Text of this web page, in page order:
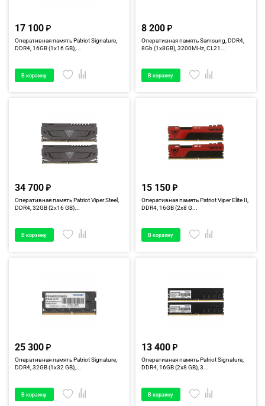
17 100
Оперативная память Patriot Signature,
DDR4, 16GB (1x16 GB),...
В корзину
8 200
Оперативная память Samsung, DDR4,
8Gb (1x8GB), 3200MHz, CL21...
В корзину
34 700
Оперативная память Patriot Viper Steel,
DDR4, 32GB (2x16 GB)...
В корзину
15 150
Оперативная память Patriot Viper Elite II,
DDR4, 16GB (2x8 G...
В корзину
25 300
Оперативная память Patriot Signature,
DDR4, 32GB (1x32 GB),...
В корзину
13 400
Оперативная память Patriot Signature,
DDR4, 16GB (2x8 GB), 3...
В корзину